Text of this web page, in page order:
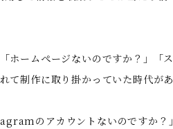
ホームぺージないのですか？」「
て制作に取り掛かっていた時代が
のアカウントないのですか？